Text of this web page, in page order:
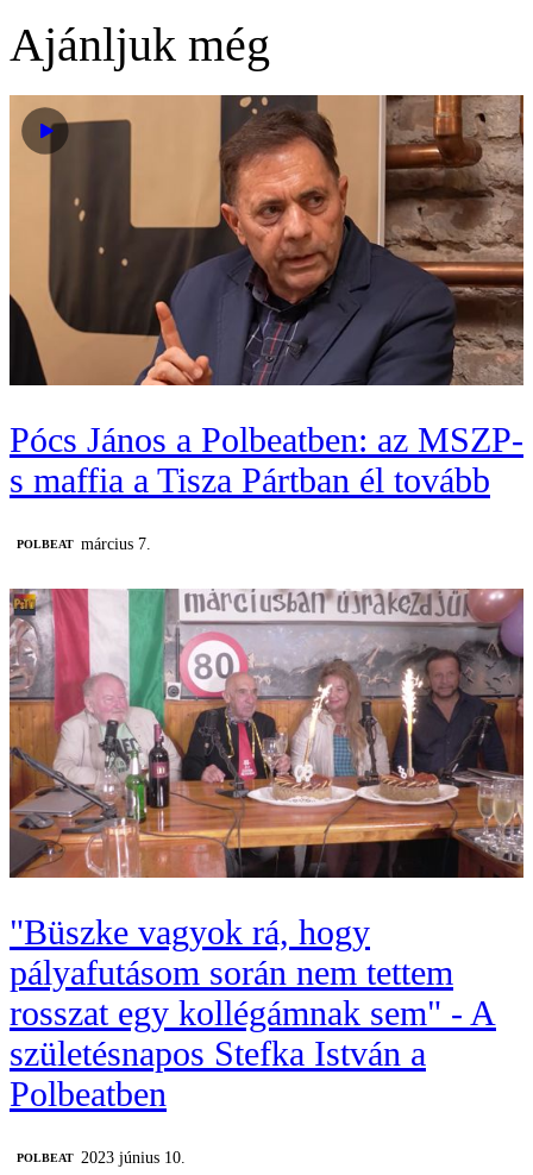
Ajánljuk még
Pócs János a Polbeatben: az MSZP-
s maffia a Tisza Pártban él tovább
‎POLBEAT március 7.
"Büszke vagyok rá, hogy
pályafutásom során nem tettem
rosszat egy kollégámnak sem" - A
születésnapos Stefka István a
Polbeatben
‎POLBEAT
2023 június 10.